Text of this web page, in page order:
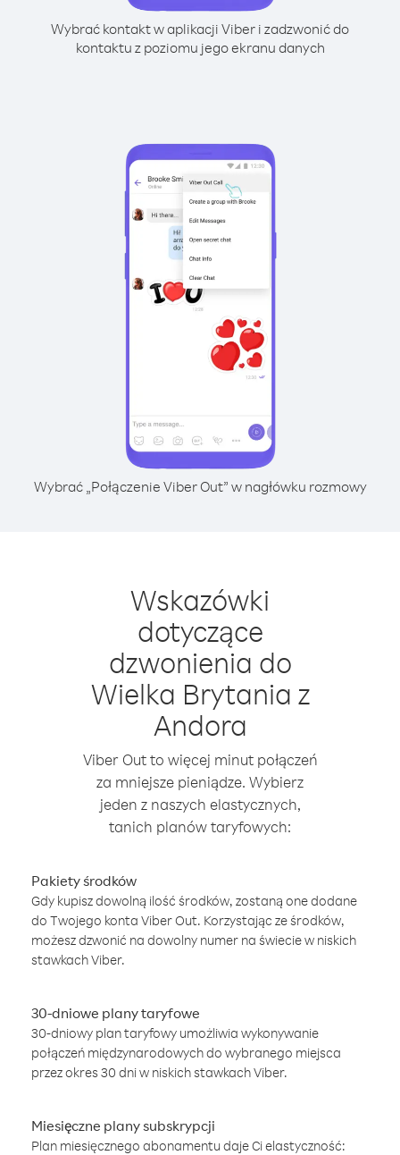
Wybrać kontakt w aplikacji Viber i zadzwonić do
kontaktu z poziomu jego ekranu danych
Wybrać „Połączenie Viber Out” w nagłówku rozmowy
Wskazówki
dotyczące
dzwonienia do
Wielka Brytania z
Andora
Viber Out to więcej minut połączeń
za mniejsze pieniądze. Wybierz
jeden z naszych elastycznych,
tanich planów taryfowych:
Pakiety środków
Gdy kupisz dowolną ilość środków, zostaną one dodane
do Twojego konta Viber Out. Korzystając ze środków,
możesz dzwonić na dowolny numer na świecie w niskich
stawkach Viber.
30-dniowe plany taryfowe
30-dniowy plan taryfowy umożliwia wykonywanie
połączeń międzynarodowych do wybranego miejsca
przez okres 30 dni w niskich stawkach Viber.
Miesięczne plany subskrypcji
Plan miesięcznego abonamentu daje Ci elastyczność: